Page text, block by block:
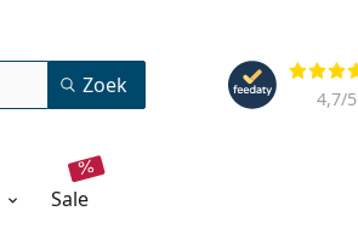
Beoordelingen
4,7/5
Zoek
sale